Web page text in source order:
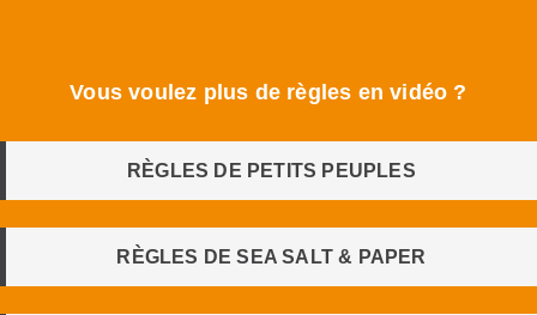
Vous voulez plus de règles en vidéo ?
RÈGLES DE PETITS PEUPLES
RÈGLES DE SEA SALT & PAPER